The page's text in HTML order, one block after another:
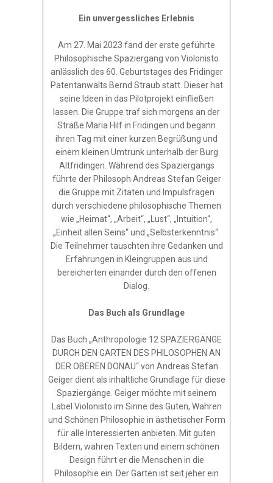
Ein unvergessliches Erlebnis
Am 27. Mai 2023 fand der erste geführte
Philosophische Spaziergang von Violonisto
anlässlich des 60. Geburtstages des Fridinger
Patentanwalts Bernd Straub statt. Dieser hat
seine Ideen in das Pilotprojekt einfließen
lassen. Die Gruppe traf sich morgens an der
Straße Maria Hilf in Fridingen und begann
ihren Tag mit einer kurzen Begrüßung und
einem kleinen Umtrunk unterhalb der Burg
Altfridingen. Während des Spaziergangs
führte der Philosoph Andreas Stefan Geiger
die Gruppe mit Zitaten und Impulsfragen
durch verschiedene philosophische Themen
wie „Heimat“, „Arbeit“, „Lust“, „Intuition“,
„Einheit allen Seins“ und „Selbsterkenntnis“.
Die Teilnehmer tauschten ihre Gedanken und
Erfahrungen in Kleingruppen aus und
bereicherten einander durch den offenen
Dialog.
Das Buch als Grundlage
Das Buch „Anthropologie 12 SPAZIERGÄNGE
DURCH DEN GARTEN DES PHILOSOPHEN AN
DER OBEREN DONAU“ von Andreas Stefan
Geiger dient als inhaltliche Grundlage für diese
Spaziergänge. Geiger möchte mit seinem
Label Violonisto im Sinne des Guten, Wahren
und Schönen Philosophie in ästhetischer Form
für alle Interessierten anbieten. Mit guten
Bildern, wahren Texten und einem schönen
Design führt er die Menschen in die
Philosophie ein. Der Garten ist seit jeher ein